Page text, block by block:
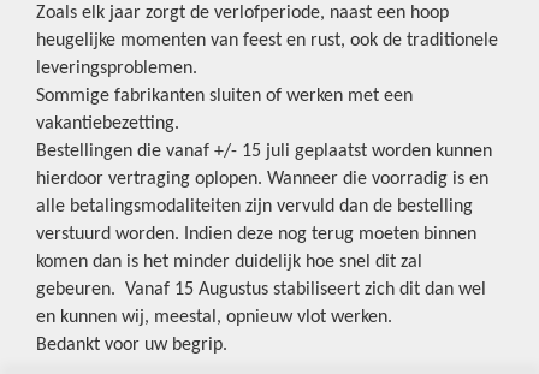
Zoals elk jaar zorgt de verlofperiode, naast een hoop
heugelijke momenten van feest en rust, ook de traditionele
leveringsproblemen.
Sommige fabrikanten sluiten of werken met een
vakantiebezetting.
Bestellingen die vanaf +/- 15 juli geplaatst worden kunnen
hierdoor vertraging oplopen. Wanneer die voorradig is en
alle betalingsmodaliteiten zijn vervuld dan de bestelling
verstuurd worden. Indien deze nog terug moeten binnen
komen dan is het minder duidelijk hoe snel dit zal
gebeuren. Vanaf 15 Augustus stabiliseert zich dit dan wel
en kunnen wij, meestal, opnieuw vlot werken.
Bedankt voor uw begrip.